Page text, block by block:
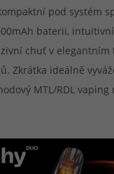
pod systém
baterii,
chuť v elegantním
Zkrátka ideálně
MTL/RDL vaping